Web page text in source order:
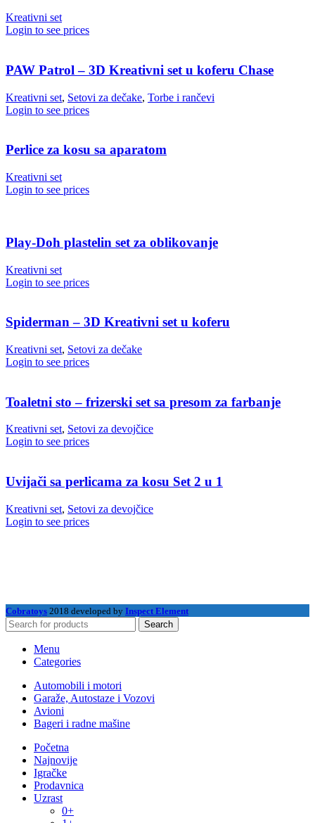
Kreativni set
Login to see prices
PAW Patrol – 3D Kreativni set u koferu Chase
Kreativni set, Setovi za dečake, Torbe i rančevi
Login to see prices
Perlice za kosu sa aparatom
Kreativni set
Login to see prices
Play-Doh plastelin set za oblikovanje
Kreativni set
Login to see prices
Spiderman – 3D Kreativni set u koferu
Kreativni set, Setovi za dečake
Login to see prices
Toaletni sto – frizerski set sa presom za farbanje
Kreativni set, Setovi za devojčice
Login to see prices
Uvijači sa perlicama za kosu Set 2 u 1
Kreativni set, Setovi za devojčice
Login to see prices
Cobratoys 2018 developed by Inspect Element
Search
Menu
Categories
Automobili i motori
Garaže, Autostaze i Vozovi
Avioni
Bageri i radne mašine
Početna
Najnovije
Igračke
Prodavnica
Uzrast
0+